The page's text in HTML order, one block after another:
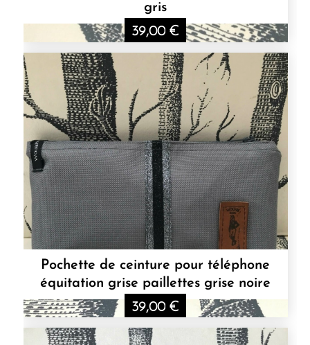
gris
39,00 €
Pochette de ceinture pour téléphone
équitation grise paillettes grise noire
39,00 €